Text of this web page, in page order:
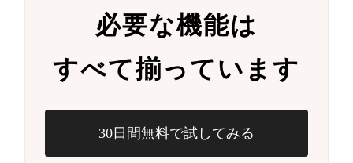
必要な機能は
すべて揃っています
30日間無料で試してみる